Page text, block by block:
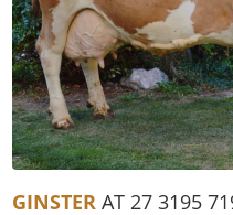
GINSTER AT 27 3195